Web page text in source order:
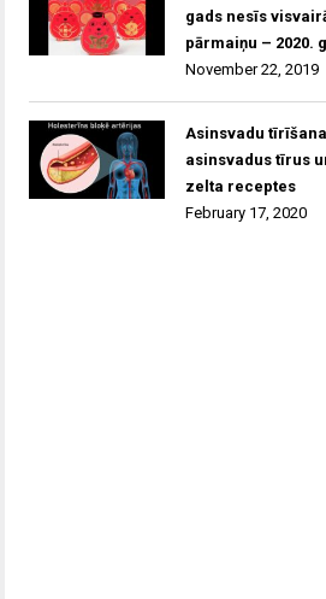
gads nesīs
pārmaiņu – 2020.
November 22, 2019
Asinsvadu
asinsvadus tīrus
zelta receptes
February 17, 2020